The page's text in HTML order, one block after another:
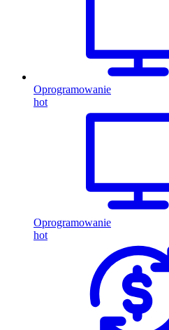
Oprogramowanie
hot
Oprogramowanie
hot